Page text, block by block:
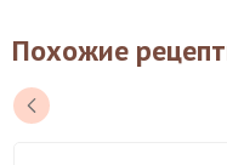
Похожие